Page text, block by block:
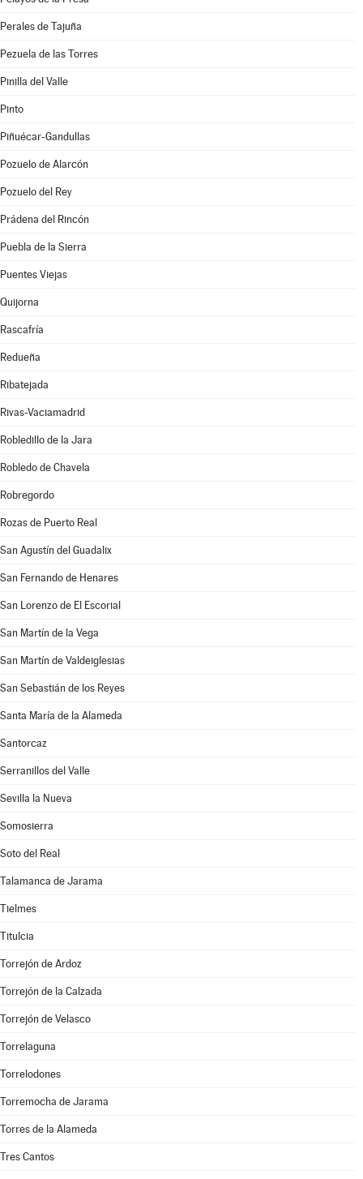
Perales de Tajuña
Pezuela de las Torres
Pinilla del Valle
Pinto
Piñuécar-Gandullas
Pozuelo de Alarcón
Pozuelo del Rey
Prádena del Rincón
Puebla de la Sierra
Puentes Viejas
Quijorna
Rascafría
Redueña
Ribatejada
Rivas-Vaciamadrid
Robledillo de la Jara
Robledo de Chavela
Robregordo
Rozas de Puerto Real
San Agustín del Guadalix
San Fernando de Henares
San Lorenzo de El Escorial
San Martín de la Vega
San Martín de Valdeiglesias
San Sebastián de los Reyes
Santa María de la Alameda
Santorcaz
Serranillos del Valle
Sevilla la Nueva
Somosierra
Soto del Real
Talamanca de Jarama
Tielmes
Titulcia
Torrejón de Ardoz
Torrejón de la Calzada
Torrejón de Velasco
Torrelaguna
Torrelodones
Torremocha de Jarama
Torres de la Alameda
Tres Cantos